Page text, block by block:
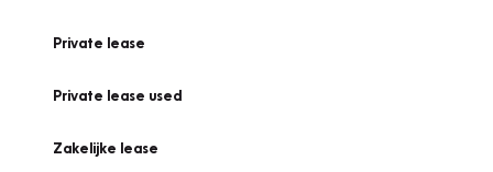
Private lease
Private lease used
Zakelijke lease